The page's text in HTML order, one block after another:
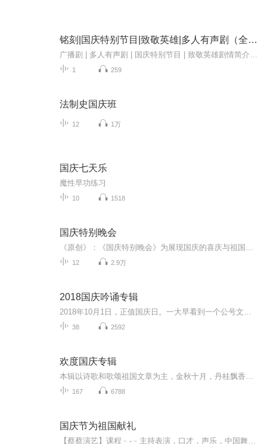
铭刻|国庆特别节目|致敬英雄|多人有声剧（全一集）
1 259
法制史国庆班
12 1万
国庆七天乐
魔性早功练习
10 1518
国庆特别晚会
12 2.9万
2018国庆吟诵专辑
38 2592
欢度国庆专辑
167 6788
国庆节为祖国献礼